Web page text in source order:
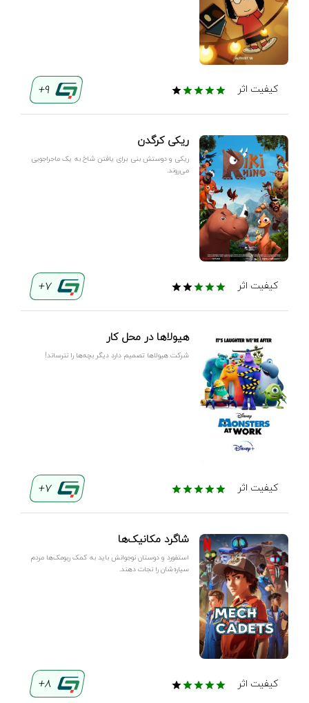
کیفیت اثر 9+
ریکی کرگدن
ریکی و دوستش بنی برای یافتن شاخ به یک ماجراجویی
می‌روند.
کیفیت اثر 7+
هیولاها در محل کار
شرکت هیولاها تصمیم دارد دیگر بچه‌ها را نترساند!
کیفیت اثر 7+
شاگرد مکانیک‌ها
استفورد و دوستان نوجوانش باید به کمک ربومک‌ها مردم
سیاره‌شان را نجات دهند.
کیفیت اثر 8+